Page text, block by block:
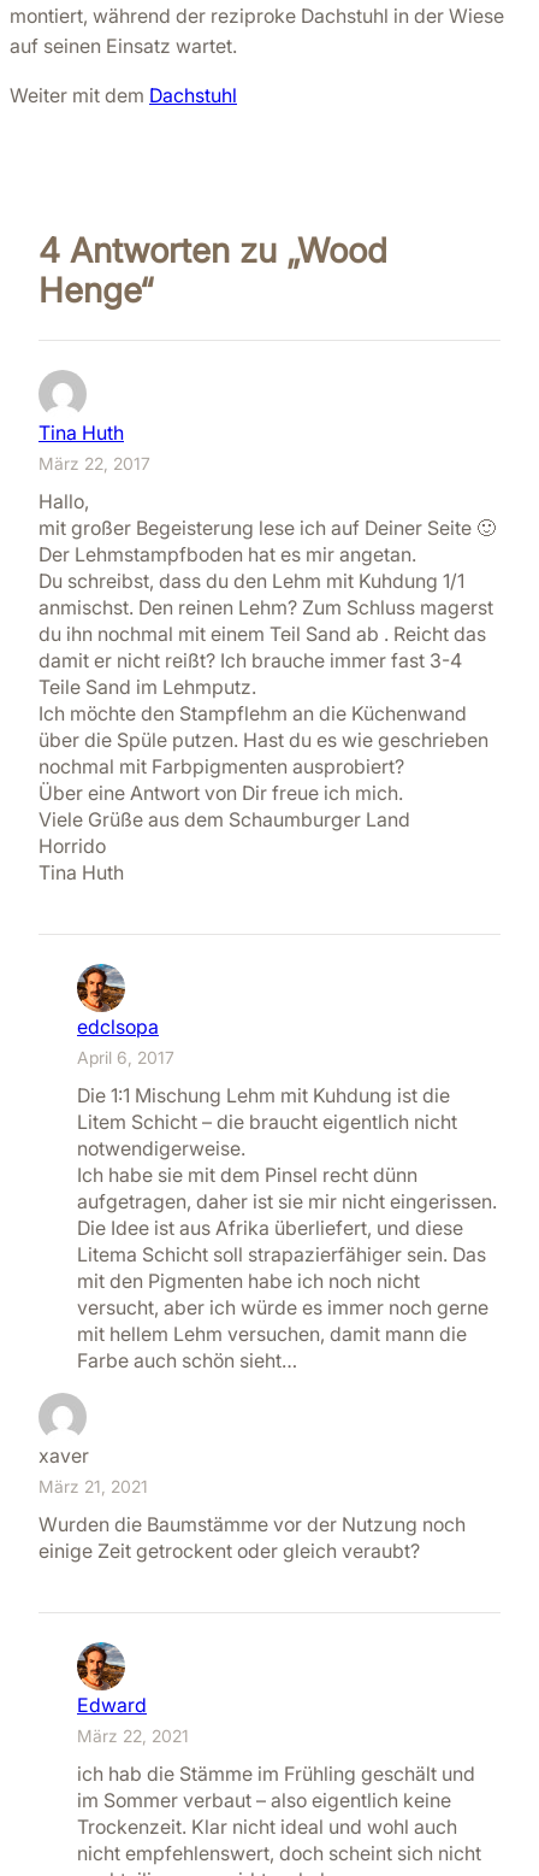
montiert, während der reziproke Dachstuhl in der Wiese
auf seinen Einsatz wartet.
Weiter mit dem Dachstuhl
4 Antworten zu „Wood
Henge“
Tina Huth
März 22, 2017
Hallo,
mit großer Begeisterung lese ich auf Deiner Seite 🙂
Der Lehmstampfboden hat es mir angetan.
Du schreibst, dass du den Lehm mit Kuhdung 1/1
anmischst. Den reinen Lehm? Zum Schluss magerst
du ihn nochmal mit einem Teil Sand ab . Reicht das
damit er nicht reißt? Ich brauche immer fast 3-4
Teile Sand im Lehmputz.
Ich möchte den Stampflehm an die Küchenwand
über die Spüle putzen. Hast du es wie geschrieben
nochmal mit Farbpigmenten ausprobiert?
Über eine Antwort von Dir freue ich mich.
Viele Grüße aus dem Schaumburger Land
Horrido
Tina Huth
edclsopa
April 6, 2017
Die 1:1 Mischung Lehm mit Kuhdung ist die
Litem Schicht – die braucht eigentlich nicht
notwendigerweise.
Ich habe sie mit dem Pinsel recht dünn
aufgetragen, daher ist sie mir nicht eingerissen.
Die Idee ist aus Afrika überliefert, und diese
Litema Schicht soll strapazierfähiger sein. Das
mit den Pigmenten habe ich noch nicht
versucht, aber ich würde es immer noch gerne
mit hellem Lehm versuchen, damit mann die
Farbe auch schön sieht…
xaver
März 21, 2021
Wurden die Baumstämme vor der Nutzung noch
einige Zeit getrockent oder gleich veraubt?
Edward
März 22, 2021
ich hab die Stämme im Frühling geschält und
im Sommer verbaut – also eigentlich keine
Trockenzeit. Klar nicht ideal und wohl auch
nicht empfehlenswert, doch scheint sich nicht